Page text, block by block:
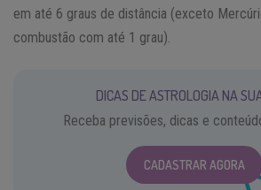
em até 6 graus de distância (exceto
combustão com até 1 grau).
DICAS DE ASTROLOGIA NA
Receba previsões, dicas e
CADASTRAR AGORA